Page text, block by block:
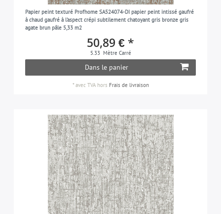
Papier peint texturé Profhome SA524074-DI papier peint intissé gaufré
à chaud gaufré à l'aspect crépi subtilement chatoyant gris bronze gris
agate brun pâle 5,33 m2
50,89 € *
5.33 Mètre Carré
Dans le panier
*avec TVAhors Frais de livraison